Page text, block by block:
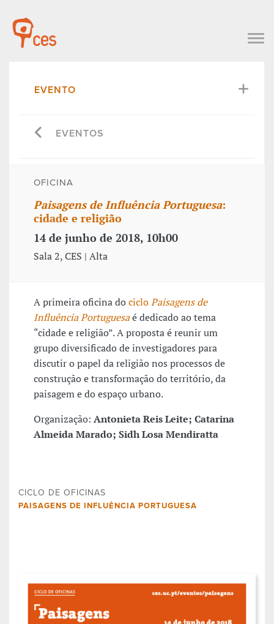
EVENTO
EVENTOS
OFICINA
Paisagens de Influência Portuguesa:
cidade e religião
14 de junho de 2018, 10h00
Sala 2, CES | Alta
A primeira oficina docicloPaisagens de
Influência Portuguesaé dedicado ao tema
“cidade e religião”. A proposta é reunir um
grupo diversificado de investigadores para
discutir o papel da religião nos processos de
construção e transformação do território, da
paisagem e do espaço urbano.
Organização: Antonieta Reis Leite; Catarina
Almeida Marado; Sidh Losa Mendiratta
CICLO DE OFICINAS
PAISAGENS DE INFLUÊNCIA PORTUGUESA